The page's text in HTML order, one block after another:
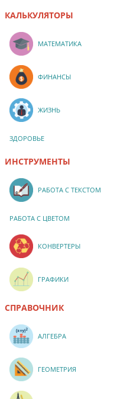
КАЛЬКУЛЯТОРЫ
МАТЕМАТИКА
ФИНАНСЫ
ЖИЗНЬ
ЗДОРОВЬЕ
ИНСТРУМЕНТЫ
РАБОТА С ТЕКСТОМ
РАБОТА С ЦВЕТОМ
КОНВЕРТЕРЫ
ГРАФИКИ
СПРАВОЧНИК
АЛГЕБРА
ГЕОМЕТРИЯ